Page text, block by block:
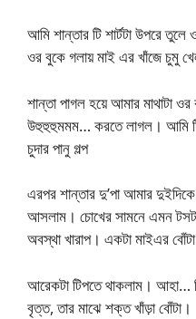
আমি শান্তার টি শার্টটা উপরে
ওর বুকে গলায় মাই এর খাঁজে চুমু
শান্তা পাগল হয়ে আমার মাথাটা
উহুহুহুমমম… করতে লাগল। আমি টি
চুদার পানু গল্প
এরপর শান্তার দু’পা আমার
আসলাম। চোখের সামনে এমন
অবস্থা খারাপ। একটা মাইএর
আরেকটা টিপতে থাকলাম। আহা…
বৃত্ত, তার মাঝে শক্ত খাঁড়া বোঁটা।